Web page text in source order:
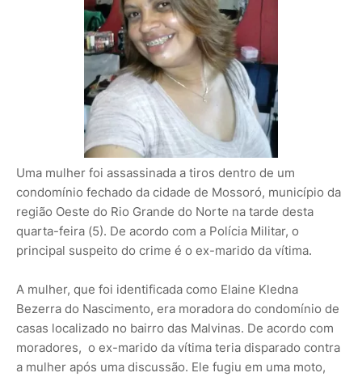
Uma mulher foi assassinada a tiros dentro de um
condomínio fechado da cidade de Mossoró, município da
região Oeste do Rio Grande do Norte na tarde desta
quarta-feira (5). De acordo com a Polícia Militar, o
principal suspeito do crime é o ex-marido da vítima.
A mulher, que foi identificada como Elaine Kledna
Bezerra do Nascimento, era moradora do condomínio de
casas localizado no bairro das Malvinas. De acordo com
moradores, o ex-marido da vítima teria disparado contra
a mulher após uma discussão. Ele fugiu em uma moto,